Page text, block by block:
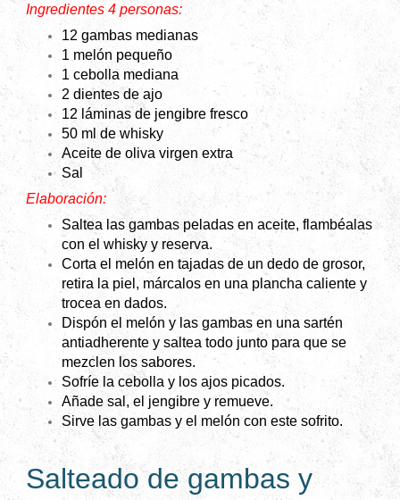
Ingredientes 4 personas:
12 gambas medianas
1 melón pequeño
1 cebolla mediana
2 dientes de ajo
12 láminas de jengibre fresco
50 ml de whisky
Aceite de oliva virgen extra
Sal
Elaboración:
Saltea las gambas peladas en aceite, flambéalas
con el whisky y reserva.
Corta el melón en tajadas de un dedo de grosor,
retira la piel, márcalos en una plancha caliente y
trocea en dados.
Dispón el melón y las gambas en una sartén
antiadherente y saltea todo junto para que se
mezclen los sabores.
Sofríe la cebolla y los ajos picados.
Añade sal, el jengibre y remueve.
Sirve las gambas y el melón con este sofrito.
Salteado de gambas y